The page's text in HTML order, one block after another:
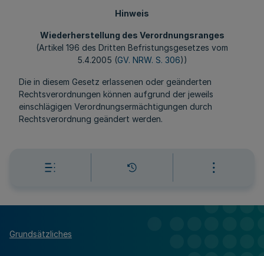
Hinweis
Wiederherstellung des Verordnungsranges
(Artikel 196 des Dritten Befristungsgesetzes vom
5.4.2005 (GV. NRW. S. 306))
Die in diesem Gesetz erlassenen oder geänderten
Rechtsverordnungen können aufgrund der jeweils
einschlägigen Verordnungsermächtigungen durch
Rechtsverordnung geändert werden.
Grundsätzliches